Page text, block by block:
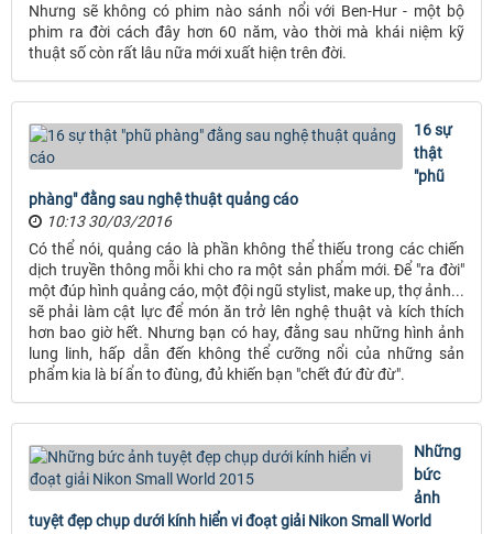
Nhưng sẽ không có phim nào sánh nổi với Ben-Hur - một bộ
phim ra đời cách đây hơn 60 năm, vào thời mà khái niệm kỹ
thuật số còn rất lâu nữa mới xuất hiện trên đời.
16 sự
thật
"phũ
phàng" đằng sau nghệ thuật quảng cáo
10:13 30/03/2016
Có thể nói, quảng cáo là phần không thể thiếu trong các chiến
dịch truyền thông mỗi khi cho ra một sản phẩm mới. Để "ra đời"
một đúp hình quảng cáo, một đội ngũ stylist, make up, thợ ảnh...
sẽ phải làm cật lực để món ăn trở lên nghệ thuật và kích thích
hơn bao giờ hết. Nhưng bạn có hay, đằng sau những hình ảnh
lung linh, hấp dẫn đến không thể cưỡng nổi của những sản
phẩm kia là bí ẩn to đùng, đủ khiến bạn "chết đứ đừ đừ".
Những
bức
ảnh
tuyệt đẹp chụp dưới kính hiển vi đoạt giải Nikon Small World